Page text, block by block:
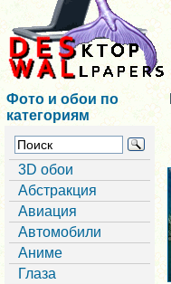
Фото и обои по
категориям
3D обои
Абстракция
Авиация
Автомобили
Аниме
Глаза